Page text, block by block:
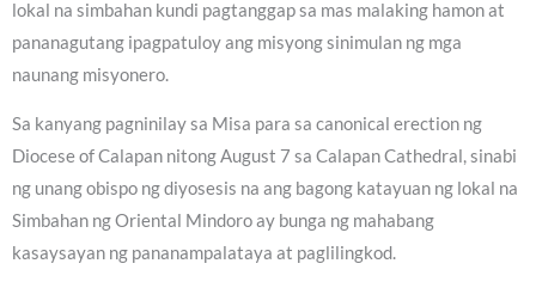
lokal na simbahan kundi pagtanggap sa mas malaking hamon at
pananagutang ipagpatuloy ang misyong sinimulan ng mga
naunang misyonero.
Sa kanyang pagninilay sa Misa para sa canonical erection ng
Diocese of Calapan nitong August 7 sa Calapan Cathedral, sinabi
ng unang obispo ng diyosesis na ang bagong katayuan ng lokal na
Simbahan ng Oriental Mindoro ay bunga ng mahabang
kasaysayan ng pananampalataya at paglilingkod.